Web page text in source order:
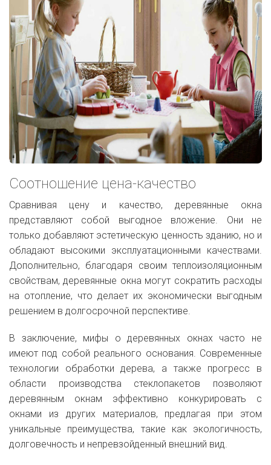
Соотношение цена-качество
Сравнивая цену и качество, деревянные окна
представляют собой выгодное вложение. Они не
только добавляют эстетическую ценность зданию, но и
обладают высокими эксплуатационными качествами.
Дополнительно, благодаря своим теплоизоляционным
свойствам, деревянные окна могут сократить расходы
на отопление, что делает их экономически выгодным
решением в долгосрочной перспективе.
В заключение, мифы о деревянных окнах часто не
имеют под собой реального основания. Современные
технологии обработки дерева, а также прогресс в
области производства стеклопакетов позволяют
деревянным окнам эффективно конкурировать с
окнами из других материалов, предлагая при этом
уникальные преимущества, такие как экологичность,
долговечность и непревзойденный внешний вид.